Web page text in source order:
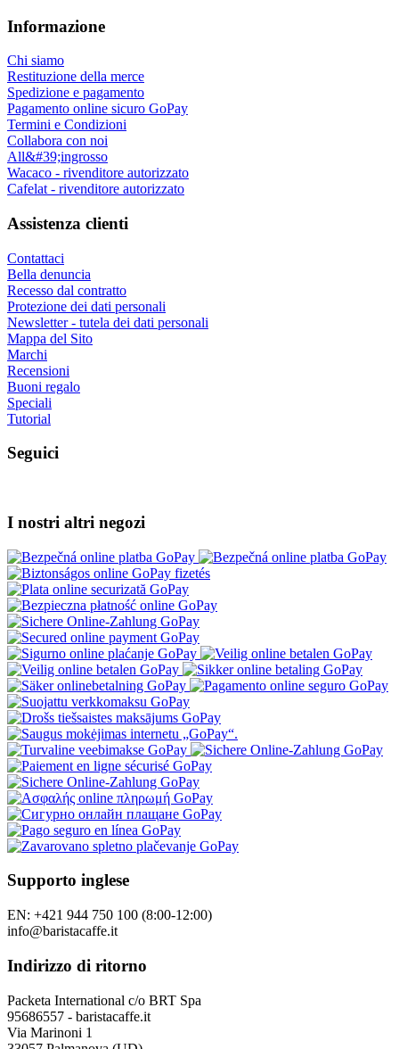
Informazione
Chi siamo
Restituzione della merce
Spedizione e pagamento
Pagamento online sicuro GoPay
Termini e Condizioni
Collabora con noi
All&#39;ingrosso
Wacaco - rivenditore autorizzato
Cafelat - rivenditore autorizzato
Assistenza clienti
Contattaci
Bella denuncia
Recesso dal contratto
Protezione dei dati personali
Newsletter - tutela dei dati personali
Mappa del Sito
Marchi
Recensioni
Buoni regalo
Speciali
Tutorial
Seguici
I nostri altri negozi
Supporto inglese
EN: +421 944 750 100 (8:00-12:00)
info@baristacaffe.it
Indirizzo di ritorno
Packeta International c/o BRT Spa
95686557 - baristacaffe.it
Via Marinoni 1